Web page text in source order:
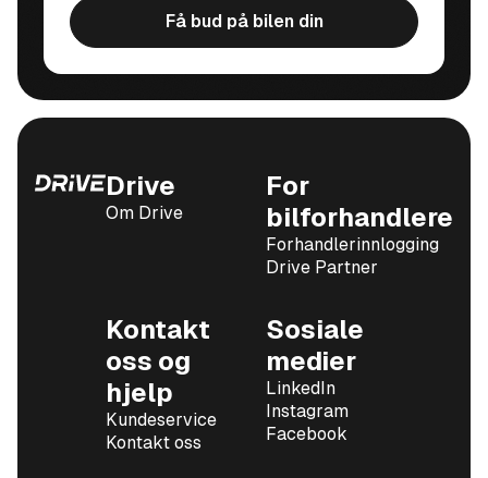
Få bud på bilen din
Drive
Om Drive
For
bilforhandlere
Forhandlerinnlogging
Drive Partner
Kontakt
oss og
hjelp
Kundeservice
Kontakt oss
Sosiale
medier
LinkedIn
Instagram
Facebook